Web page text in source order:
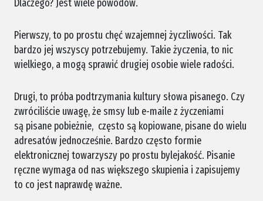
Dlaczego? Jest wiele powodów.
Pierwszy, to po prostu chęć wzajemnej życzliwości. Tak
bardzo jej wszyscy potrzebujemy. Takie życzenia, to nic
wielkiego, a mogą sprawić drugiej osobie wiele radości.
Drugi, to próba podtrzymania kultury słowa pisanego. Czy
zwróciliście uwagę, że smsy lub e-maile z życzeniami
są pisane pobieżnie, często są kopiowane, pisane do wielu
adresatów jednocześnie. Bardzo często formie
elektronicznej towarzyszy po prostu bylejakość. Pisanie
ręczne wymaga od nas większego skupienia i zapisujemy
to co jest naprawdę ważne.